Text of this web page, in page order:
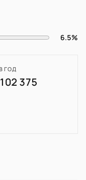
6.5%
ГОД
375